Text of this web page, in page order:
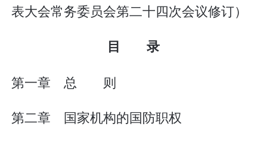
表大会常务委员会第二十四次会议修订）
目 录
第一章 总 则
第二章 国家机构的国防职权